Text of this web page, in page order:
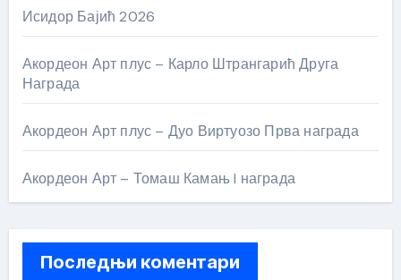
Исидор Бајић 2026
Акордеон Арт плус – Карло Штрангарић Друга
Награда
Акордеон Арт плус – Дуо Виртуозо Прва награда
Акордеон Арт – Томаш Камањ I награда
Последњи коментари